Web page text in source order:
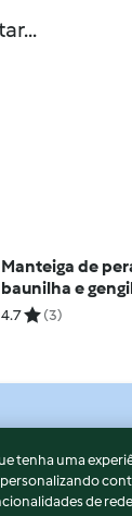
Manteiga de
baunilha e
4.7 (3)
tenha uma
de